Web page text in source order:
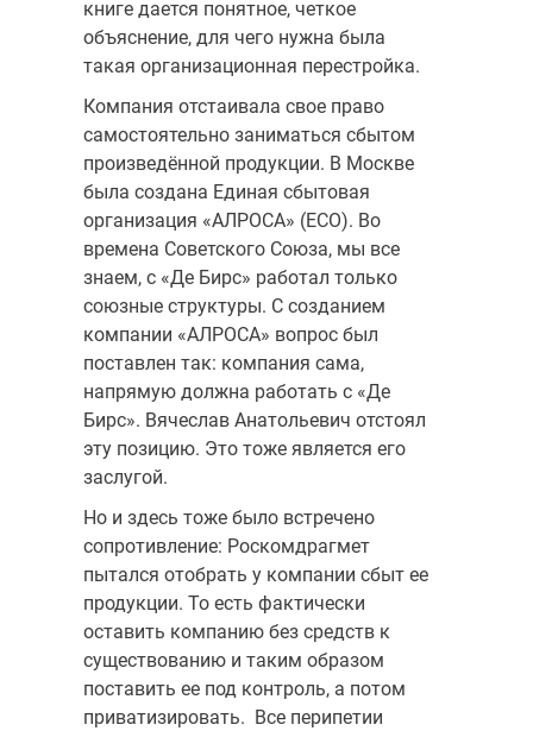
книге дается понятное, четкое
объяснение, для чего нужна была
такая организационная перестройка.
Компания отстаивала свое право
самостоятельно заниматься сбытом
произведённой продукции. В Москве
была создана Единая сбытовая
организация «АЛРОСА» (ЕСО). Во
времена Советского Союза, мы все
знаем, с «Де Бирс» работал только
союзные структуры. С созданием
компании «АЛРОСА» вопрос был
поставлен так: компания сама,
напрямую должна работать с «Де
Бирс». Вячеслав Анатольевич отстоял
эту позицию. Это тоже является его
заслугой.
Но и здесь тоже было встречено
сопротивление: Роскомдрагмет
пытался отобрать у компании сбыт ее
продукции. То есть фактически
оставить компанию без средств к
существованию и таким образом
поставить ее под контроль, а потом
приватизировать. Все перипетии